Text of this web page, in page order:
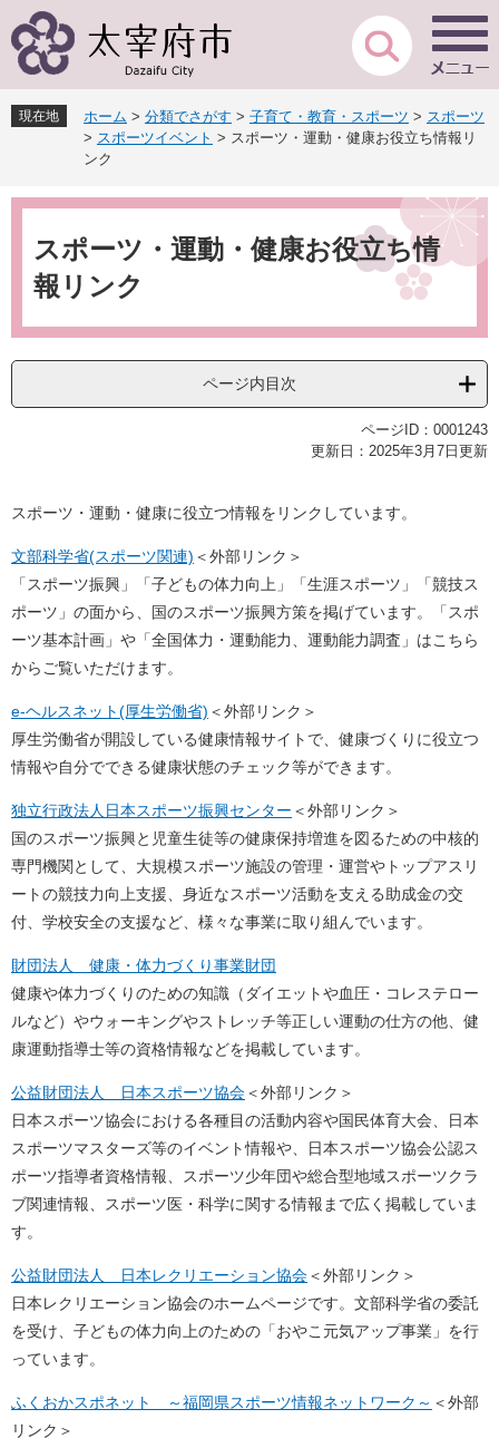
ー
先
頭
。
ニ
を
飛
て
現在地 ホーム > 分類でさがす > 子育て・教育・スポーツ > スポーツ
> スポーツイベント > スポーツ・運動・健康お役立ち情報リ
ンク
本
スポーツ・運動・健康お役立ち情
報リンク
ページ内目次
ページID：0001243
更新日：2025年3月7日更新
スポーツ・運動・健康に役立つ情報をリンクしています。
文部科学省(スポーツ関連) ＜外部リンク＞
「スポーツ振興」「子どもの体力向上」「生涯スポーツ」「競技ス
ポーツ」の面から、国のスポーツ振興方策を掲げています。「スポ
ーツ基本計画」や「全国体力・運動能力、運動能力調査」はこちら
からご覧いただけます。
e-ヘルスネット(厚生労働省) ＜外部リンク＞
厚生労働省が開設している健康情報サイトで、健康づくりに役立つ
情報や自分でできる健康状態のチェック等ができます。
独立行政法人日本スポーツ振興センター ＜外部リンク＞
国のスポーツ振興と児童生徒等の健康保持増進を図るための中核的
専門機関として、大規模スポーツ施設の管理・運営やトップアスリ
ートの競技力向上支援、身近なスポーツ活動を支える助成金の交
付、学校安全の支援など、様々な事業に取り組んでいます。
財団法人 健康・体力づくり事業財団
健康や体力づくりのための知識（ダイエットや血圧・コレステロー
ルなど）やウォーキングやストレッチ等正しい運動の仕方の他、健
康運動指導士等の資格情報などを掲載しています。
公益財団法人 日本スポーツ協会＜外部リンク＞
日本スポーツ協会における各種目の活動内容や国民体育大会、日本
スポーツマスターズ等のイベント情報や、日本スポーツ協会公認ス
ポーツ指導者資格情報、スポーツ少年団や総合型地域スポーツクラ
ブ関連情報、スポーツ医・科学に関する情報まで広く掲載していま
す。
公益財団法人 日本レクリエーション協会＜外部リンク＞
日本レクリエーション協会のホームページです。文部科学省の委託
を受け、子どもの体力向上のための「おやこ元気アップ事業」を行
っています。
ふくおかスポネット ～福岡県スポーツ情報ネットワーク～ ＜外部
リンク＞